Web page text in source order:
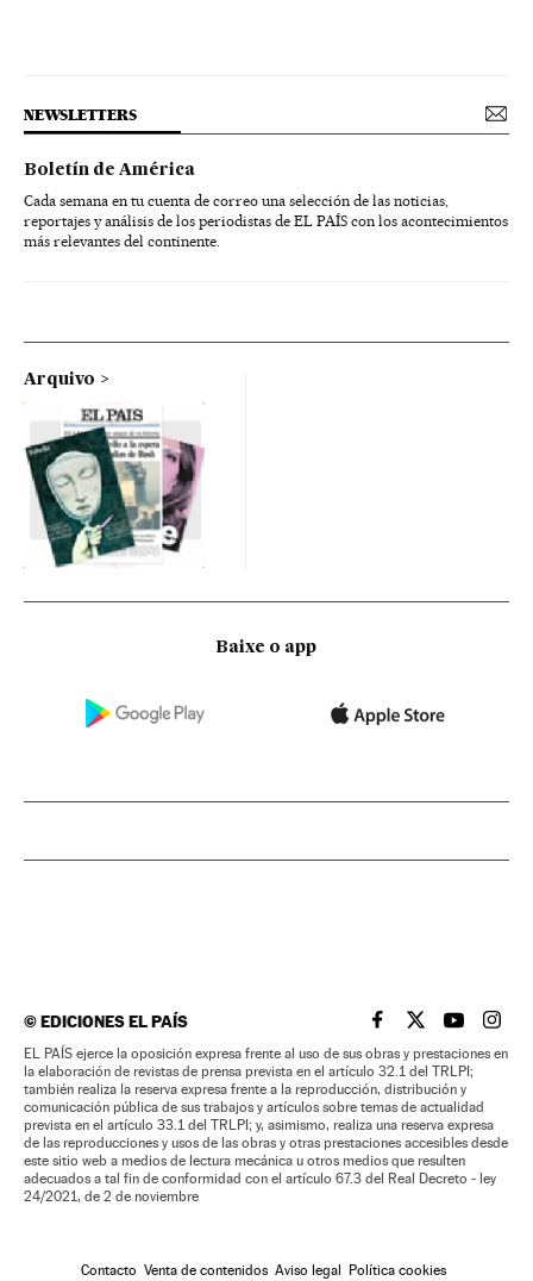
NEWSLETTERS
Boletín de América
Cada semana en tu cuenta de correo una selección de las noticias,
reportajes y análisis de los periodistas de EL PAÍS con los acontecimientos
más relevantes del continente.
Arquivo
Baixe o app
©EDICIONES EL PAÍS EL PAÍS BRASIL EN
EL PAÍSEL PAÍS
EL
EL PAÍS ejerce la oposición expresa frente al uso de sus obras y prestaciones en
la elaboración de revistas de prensa prevista en el artículo 32.1 del TRLPI;
también realiza la reserva expresa frente a la reproducción, distribución y
comunicación pública de sus trabajos y artículos sobre temas de actualidad
prevista en el artículo 33.1 del TRLPI; y, asimismo, realiza una reserva expresa
de las reproducciones y usos de las obras y otras prestaciones accesibles desde
este sitio web a medios de lectura mecánica u otros medios que resulten
adecuados a tal fin de conformidad con el artículo 67.3 del Real Decreto - ley
24/2021, de 2 de noviembre
Contacto Venta de contenidos Aviso legal Política cookies